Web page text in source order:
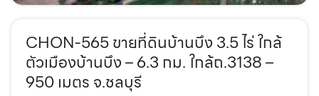
CHON-565 ขายที่ดินบ้านบึง 3.5 ไร่ ใกล้
ตัวเมืองบ้านบึง – 6.3 กม. ใกล้ถ.3138 –
950 เมตร จ.ชลบุรี